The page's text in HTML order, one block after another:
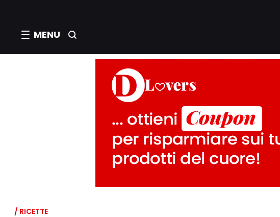
MENU
/ RICETTE